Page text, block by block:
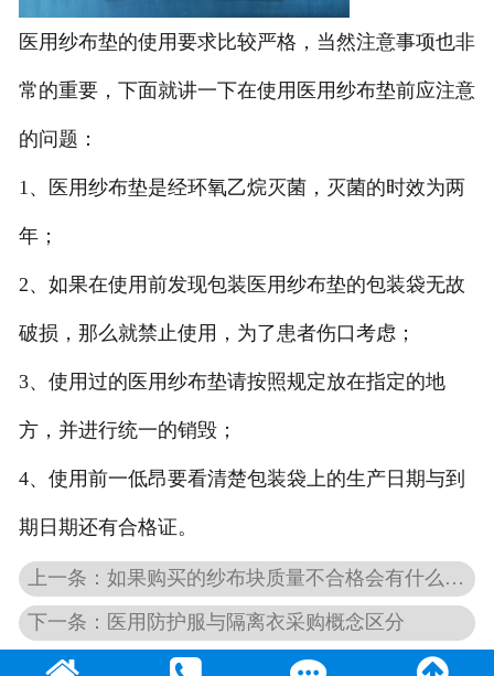
医用纱布垫的使用要求比较严格，当然注意事项也非
常的重要，下面就讲一下在使用医用纱布垫前应注意
的问题：
1、医用纱布垫是经环氧乙烷灭菌，灭菌的时效为两
年；
2、如果在使用前发现包装医用纱布垫的包装袋无故
破损，那么就禁止使用，为了患者伤口考虑；
3、使用过的医用纱布垫请按照规定放在指定的地
方，并进行统一的销毁；
4、使用前一低昂要看清楚包装袋上的生产日期与到
期日期还有合格证。
上一条：如果购买的纱布块质量不合格会有什么问题？
下一条：医用防护服与隔离衣采购概念区分